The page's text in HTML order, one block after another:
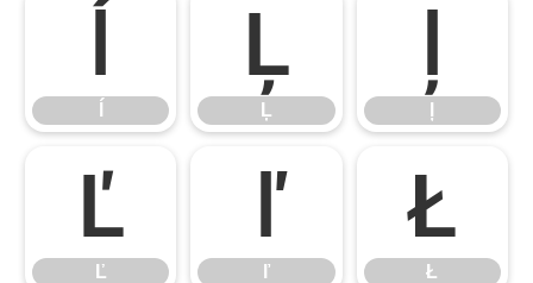
ĺ Ļ
Ļ
ļ
Ľ
Ľ
ľ
ľ
Ł
Ł